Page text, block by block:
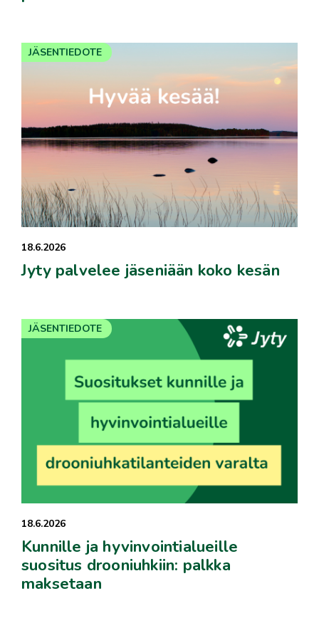
18.6.2026
Jyty palvelee jäseniään koko kesän
JÄSENTIEDOTE
18.6.2026
Kunnille ja hyvinvointialueille
suositus drooniuhkiin: palkka
maksetaan
JÄSENTIEDOTE